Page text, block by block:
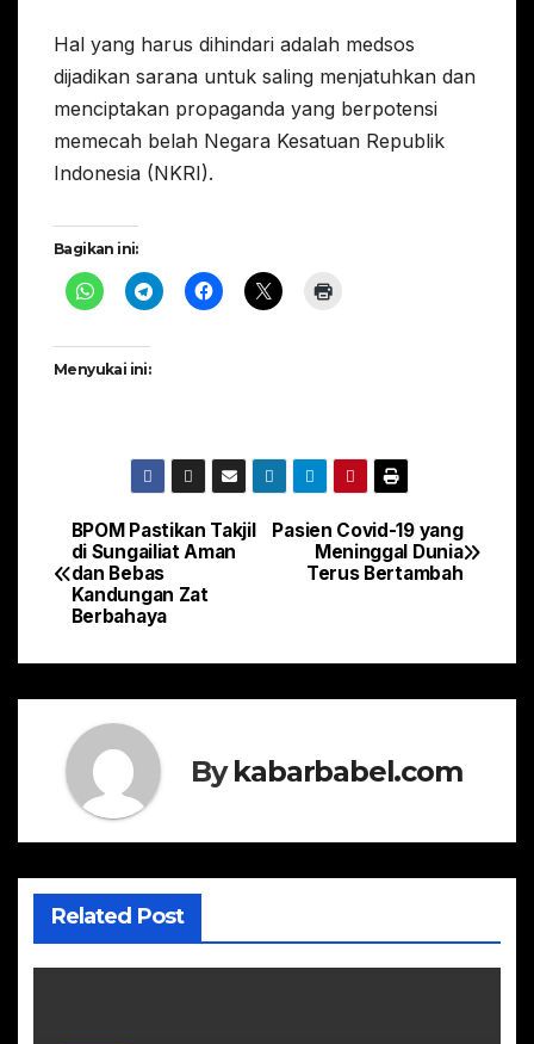
Hal yang harus dihindari adalah medsos
dijadikan sarana untuk saling menjatuhkan dan
menciptakan propaganda yang berpotensi
memecah belah Negara Kesatuan Republik
Indonesia (NKRI).
Bagikan ini:
Menyukai ini:
Navigasi
pos
Pasien Covid-19 yang
Meninggal Dunia
Terus Bertambah
BPOM Pastikan Takjil
di Sungailiat Aman
dan Bebas
Kandungan Zat
Berbahaya
Bykabarbabel.com
Related Post